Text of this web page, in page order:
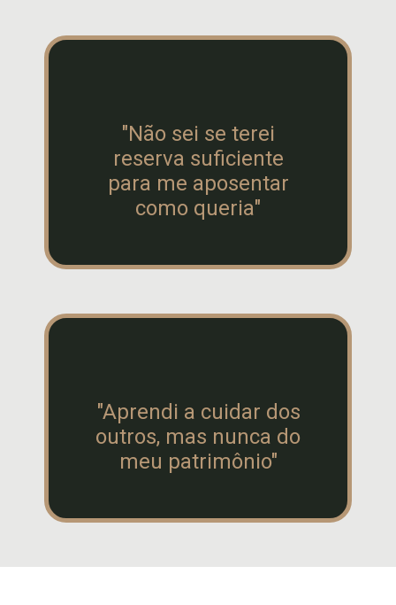
"Não sei se terei
reserva suficiente
para me aposentar
como queria"
"Aprendi a cuidar dos
outros, mas nunca do
meu patrimônio"